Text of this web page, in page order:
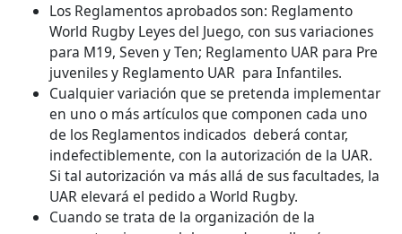
Los Reglamentos aprobados son: Reglamento
World Rugby Leyes del Juego, con sus variaciones
para M19, Seven y Ten; Reglamento UAR para Pre
juveniles y Reglamento UAR para Infantiles.
Cualquier variación que se pretenda implementar
en uno o más artículos que componen cada uno
de los Reglamentos indicados deberá contar,
indefectiblemente, con la autorización de la UAR.
Si tal autorización va más allá de sus facultades, la
UAR elevará el pedido a World Rugby.
Cuando se trata de la organización de la